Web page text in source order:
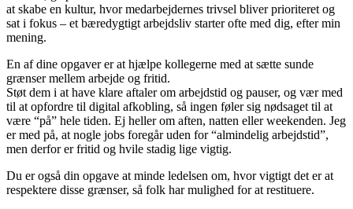
at skabe en kultur, hvor medarbejdernes trivsel bliver prioriteret og
sat i fokus – et bæredygtigt arbejdsliv starter ofte med dig, efter min
mening.
En af dine opgaver er at hjælpe kollegerne med at sætte sunde
grænser mellem arbejde og fritid.
Støt dem i at have klare aftaler om arbejdstid og pauser, og vær med
til at opfordre til digital afkobling, så ingen føler sig nødsaget til at
være “på” hele tiden. Ej heller om aften, natten eller weekenden. Jeg
er med på, at nogle jobs foregår uden for “almindelig arbejdstid”,
men derfor er fritid og hvile stadig lige vigtig.
Du er også din opgave at minde ledelsen om, hvor vigtigt det er at
respektere disse grænser, så folk har mulighed for at restituere.